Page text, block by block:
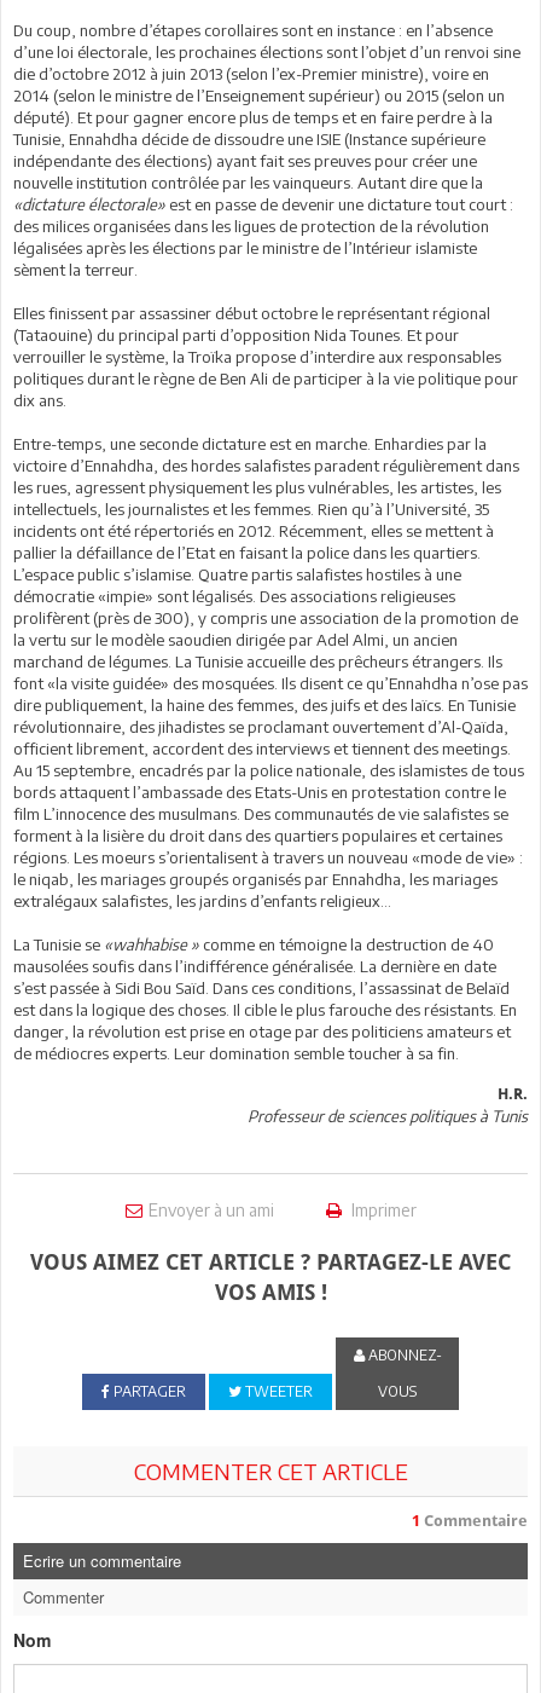
Du coup, nombre d’étapes corollaires sont en instance : en l’absence
d’une loi électorale, les prochaines élections sont l’objet d’un renvoi sine
die d’octobre 2012 à juin 2013 (selon l’ex-Premier ministre), voire en
2014 (selon le ministre de l’Enseignement supérieur) ou 2015 (selon un
député). Et pour gagner encore plus de temps et en faire perdre à la
Tunisie, Ennahdha décide de dissoudre une ISIE (Instance supérieure
indépendante des élections) ayant fait ses preuves pour créer une
nouvelle institution contrôlée par les vainqueurs. Autant dire que la
«dictature électorale» est en passe de devenir une dictature tout court :
des milices organisées dans les ligues de protection de la révolution
légalisées après les élections par le ministre de l’Intérieur islamiste
sèment la terreur.
Elles finissent par assassiner début octobre le représentant régional
(Tataouine) du principal parti d’opposition Nida Tounes. Et pour
verrouiller le système, la Troïka propose d’interdire aux responsables
politiques durant le règne de Ben Ali de participer à la vie politique pour
dix ans.
Entre-temps, une seconde dictature est en marche. Enhardies par la
victoire d’Ennahdha, des hordes salafistes paradent régulièrement dans
les rues, agressent physiquement les plus vulnérables, les artistes, les
intellectuels, les journalistes et les femmes. Rien qu’à l’Université, 35
incidents ont été répertoriés en 2012. Récemment, elles se mettent à
pallier la défaillance de l’Etat en faisant la police dans les quartiers.
L’espace public s’islamise. Quatre partis salafistes hostiles à une
démocratie «impie» sont légalisés. Des associations religieuses
prolifèrent (près de 300), y compris une association de la promotion de
la vertu sur le modèle saoudien dirigée par Adel Almi, un ancien
marchand de légumes. La Tunisie accueille des prêcheurs étrangers. Ils
font «la visite guidée» des mosquées. Ils disent ce qu’Ennahdha n’ose pas
dire publiquement, la haine des femmes, des juifs et des laïcs. En Tunisie
révolutionnaire, des jihadistes se proclamant ouvertement d’Al-Qaïda,
officient librement, accordent des interviews et tiennent des meetings.
Au 15 septembre, encadrés par la police nationale, des islamistes de tous
bords attaquent l’ambassade des Etats-Unis en protestation contre le
film L’innocence des musulmans. Des communautés de vie salafistes se
forment à la lisière du droit dans des quartiers populaires et certaines
régions. Les moeurs s’orientalisent à travers un nouveau «mode de vie» :
le niqab, les mariages groupés organisés par Ennahdha, les mariages
extralégaux salafistes, les jardins d’enfants religieux…
La Tunisie se «wahhabise » comme en témoigne la destruction de 40
mausolées soufis dans l’indifférence généralisée. La dernière en date
s’est passée à Sidi Bou Saïd. Dans ces conditions, l’assassinat de Belaïd
est dans la logique des choses. Il cible le plus farouche des résistants. En
danger, la révolution est prise en otage par des politiciens amateurs et
de médiocres experts. Leur domination semble toucher à sa fin.
H.R.
Professeur de sciences politiques à Tunis
Envoyer à un ami Imprimer
VOUS AIMEZ CET ARTICLE ? PARTAGEZ-LE AVEC
VOS AMIS !
PARTAGER TWEETER
ABONNEZ-
VOUS
COMMENTER CET ARTICLE
1 Commentaire
Ecrire un commentaire
Commenter
Nom